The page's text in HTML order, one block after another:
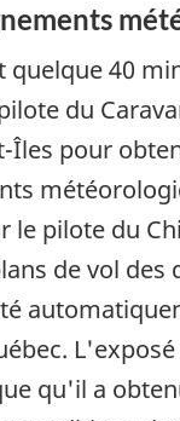
quelque 40
du
Îles pour
le pilote du
de vol des
L'exposé
qu'il a